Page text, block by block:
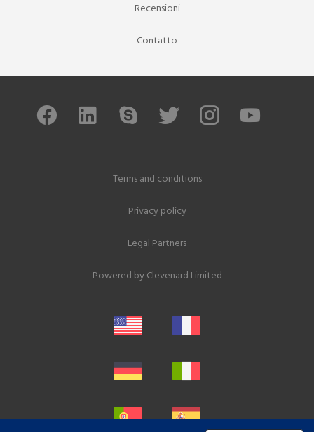
Recensioni
Contatto
Terms and conditions
Privacy policy
Legal Partners
Powered byClevenard Limited